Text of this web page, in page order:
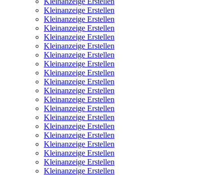
Kleinanzeige Erstellen
Kleinanzeige Erstellen
Kleinanzeige Erstellen
Kleinanzeige Erstellen
Kleinanzeige Erstellen
Kleinanzeige Erstellen
Kleinanzeige Erstellen
Kleinanzeige Erstellen
Kleinanzeige Erstellen
Kleinanzeige Erstellen
Kleinanzeige Erstellen
Kleinanzeige Erstellen
Kleinanzeige Erstellen
Kleinanzeige Erstellen
Kleinanzeige Erstellen
Kleinanzeige Erstellen
Kleinanzeige Erstellen
Kleinanzeige Erstellen
Kleinanzeige Erstellen